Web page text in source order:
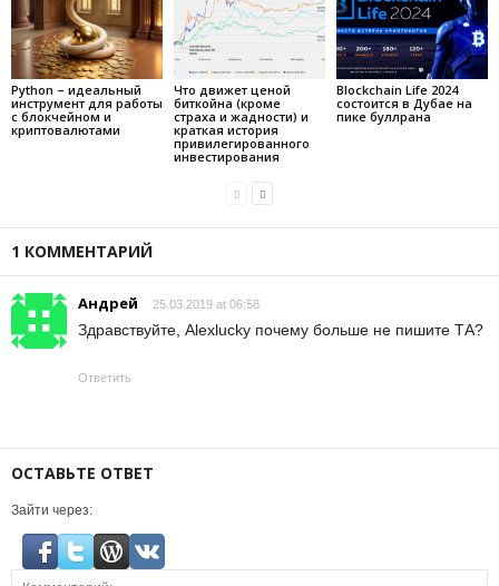
Python – идеальный
инструмент для работы
с блокчейном и
криптовалютами
Что движет ценой
биткойна (кроме
страха и жадности) и
краткая история
привилегированного
инвестирования
Blockchain Life 2024
состоится в Дубае на
пике буллрана
1 КОММЕНТАРИЙ
Андрей 25.03.2019 at 06:58
Здравствуйте, Alexlucky почему больше не пишите ТА?
Ответить
ОСТАВЬТЕ ОТВЕТ
Зайти через: